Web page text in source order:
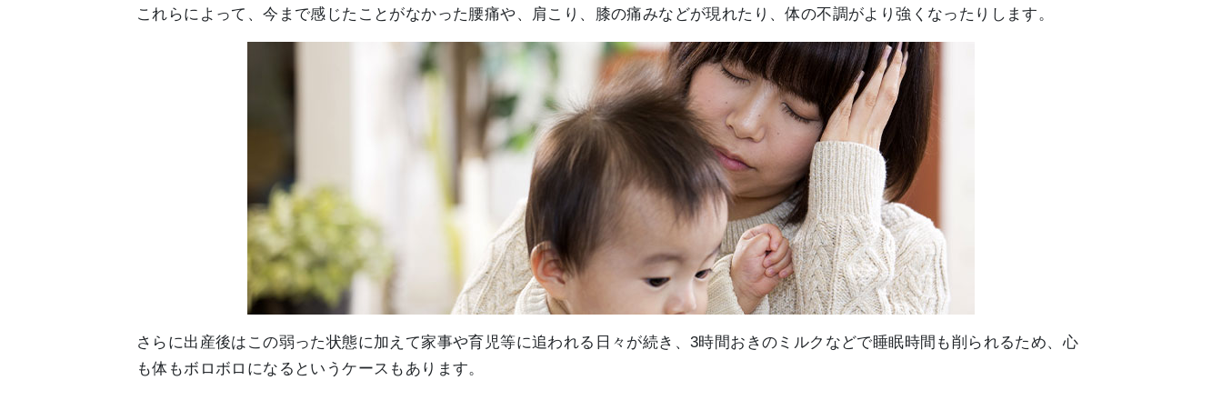
これらによって、今まで感じたことがなかった腰痛や、肩こり、膝の痛みなどが現れたり、体の不調がより強くなったりします。
さらに出産後はこの弱った状態に加えて家事や育児等に追われる日々が続き、3時間おきのミルクなどで睡眠時間も削られるため、心
も体もボロボロになるというケースもあります。